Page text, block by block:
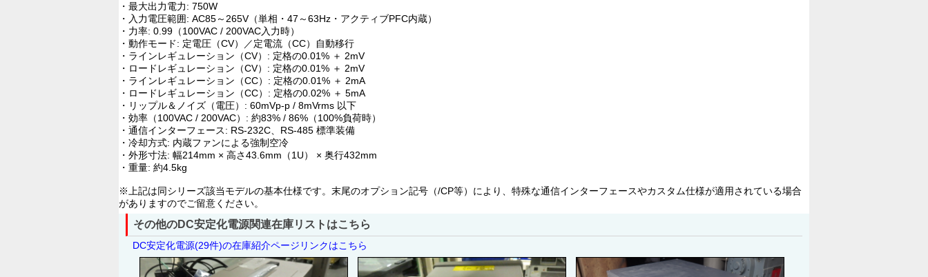
・最大出力電力: 750W
・入力電圧範囲: AC85～265V（単相・47～63Hz・アクティブPFC内蔵）
・力率: 0.99（100VAC / 200VAC入力時）
・動作モード: 定電圧（CV）／定電流（CC）自動移行
・ラインレギュレーション（CV）: 定格の0.01% ＋ 2mV
・ロードレギュレーション（CV）: 定格の0.01% ＋ 2mV
・ラインレギュレーション（CC）: 定格の0.01% ＋ 2mA
・ロードレギュレーション（CC）: 定格の0.02% ＋ 5mA
・リップル＆ノイズ（電圧）: 60mVp-p / 8mVrms 以下
・効率（100VAC / 200VAC）: 約83% / 86%（100%負荷時）
・通信インターフェース: RS-232C、RS-485 標準装備
・冷却方式: 内蔵ファンによる強制空冷
・外形寸法: 幅214mm × 高さ43.6mm（1U） × 奥行432mm
・重量: 約4.5kg
※上記は同シリーズ該当モデルの基本仕様です。末尾のオプション記号（/CP等）により、特殊な通信インターフェースやカスタム仕様が適用されている場合
がありますのでご留意ください。
その他のDC安定化電源関連在庫リストはこちら
DC安定化電源(29件)の在庫紹介ページリンクはこちら